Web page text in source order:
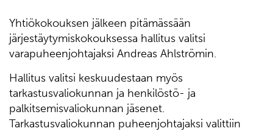
Yhtiökokouksen jälkeen pitämässään
järjestäytymiskokouksessa hallitus valitsi
varapuheenjohtajaksi Andreas Ahlströmin.
Hallitus valitsi keskuudestaan myös
tarkastusvaliokunnan ja henkilöstö- ja
palkitsemisvaliokunnan jäsenet.
Tarkastusvaliokunnan puheenjohtajaksi valittiin